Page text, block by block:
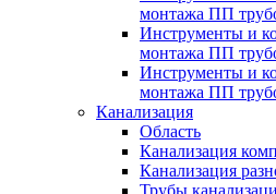
монтажа ПП
Инструменты и
монтажа ПП
Инструменты и
монтажа ПП
Канализация
Область
Канализация
Канализация
Трубы